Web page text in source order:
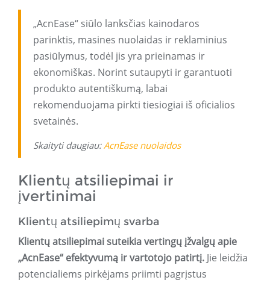
„AcnEase“ siūlo lanksčias kainodaros
parinktis, masines nuolaidas ir reklaminius
pasiūlymus, todėl jis yra prieinamas ir
ekonomiškas. Norint sutaupyti ir garantuoti
produkto autentiškumą, labai
rekomenduojama pirkti tiesiogiai iš oficialios
svetainės.
Skaityti daugiau:AcnEase nuolaidos
Klientų atsiliepimai ir
įvertinimai
Klientų atsiliepimų svarba
Klientų atsiliepimai suteikia vertingų įžvalgų apie
„AcnEase“ efektyvumą ir vartotojo patirtį. Jie leidžia
potencialiems pirkėjams priimti pagrįstus